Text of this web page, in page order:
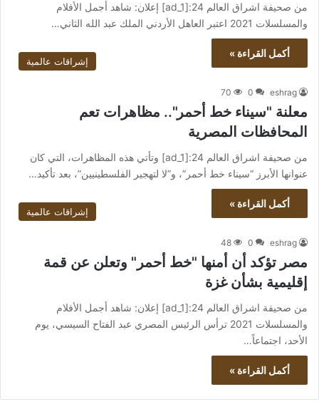
من صحيفة اشراق العالم 24:[ad_1] إعلان: شاهد أجمل الأفلام
والمسلسلات 2021 اعتبر العاهل الأردني الملك عبد الله الثاني…
أكمل القراءة »
إشراقات عالمية
eshrag
0
70
معلنة "سيناء خط أحمر".. مظاهرات تعم
المحافظات المصرية
من صحيفة اشراق العالم 24:[ad_1] وتأتي هذه المظاهرات، التي كان
عنوانها الأبرز “سيناء خط أحمر”، و”لا لتهجير الفلسطينيين”، بعد تأكيد…
أكمل القراءة »
إشراقات عالمية
eshrag
0
48
مصر تؤكد أن أمنها "خط أحمر" وتعلن عن قمة
إقليمية بشأن غزة
من صحيفة اشراق العالم 24:[ad_1] إعلان: شاهد أجمل الأفلام
والمسلسلات 2021 ترأس الرئيس المصري عبد الفتاح السيسي، يوم
الأحد، اجتماعاً…
أكمل القراءة »